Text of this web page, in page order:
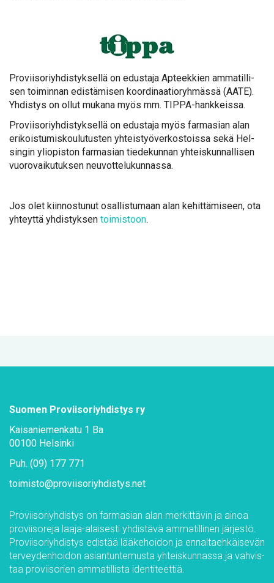
Pro­vii­so­riyh­dis­tyk­sel­lä on edus­ta­ja Ap­teek­kien am­ma­til­li­
sen toi­min­nan edis­tä­mi­sen koor­di­naa­tio­ryh­mäs­sä (AA­TE).
Yh­dis­tys on ol­lut mu­ka­na myös mm. TIP­PA-hank­keis­sa.
Pro­vii­so­riyh­dis­tyk­sel­lä on edus­ta­ja myös far­m­asian alan
eri­kois­tu­mis­kou­lu­tus­ten yh­teis­työ­ver­kos­tois­sa se­kä Hel­
sin­gin yli­opis­ton far­m­asian tie­de­kun­nan yh­teis­kun­nal­li­sen
vuo­ro­vai­ku­tuk­sen neu­vot­te­lu­kun­nas­sa.
Jos olet kiin­nos­tu­nut osal­lis­tu­maan alan ke­hit­tä­mi­seen, ota
yh­teyt­tä yh­dis­tyk­sen toi­mis­toon.
Suo­men Pro­vii­so­riyh­dis­tys ry
Kai­sa­nie­men­ka­tu 1 Ba
00100 Hel­sin­ki
Puh. (09) 177 771
toi­mis­to@​pro­vii­so­riyh­dis­tys.​net
Pro­vii­so­riyh­dis­tys on far­m­asian alan mer­kit­tä­vin ja ai­noa
pro­vii­so­re­ja laa­ja-alai­ses­ti yh­dis­tä­vä am­ma­til­li­nen jär­jes­tö.
Pro­vii­so­riyh­dis­tys edis­tää lää­ke­hoi­don ja en­nal­taeh­käi­se­vän
ter­vey­den­hoi­don asian­tun­te­mus­ta yh­teis­kun­nas­sa ja vah­vis­
taa pro­vii­so­rien am­ma­til­lis­ta iden­ti­teet­tiä.